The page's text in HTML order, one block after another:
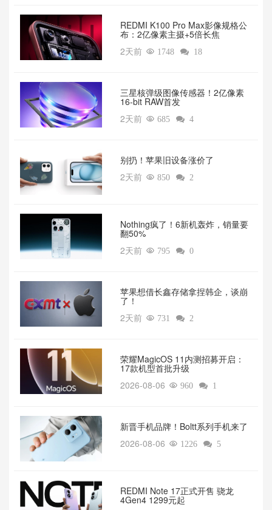
REDMI K100 Pro Max影像规格公
布：2亿像素主摄+5倍长焦
2天前  1748  18
三星核弹级图像传感器！2亿像素
16-bit RAW首发
2天前  685  4
别扔！苹果旧设备涨价了‌
2天前  850  2
‌Nothing疯了！6新机轰炸，销量要
翻50%‌
2天前  795  0
苹果想借长鑫存储拿捏韩企，谈崩
了！
2天前  731  2
荣耀MagicOS 11内测招募开启：
17款机型首批升级
2026-08-06  960  1
新晋手机品牌！Boltt系列手机来了
2026-08-06  1226  5
REDMI Note 17正式开售 骁龙
4Gen4 1299元起